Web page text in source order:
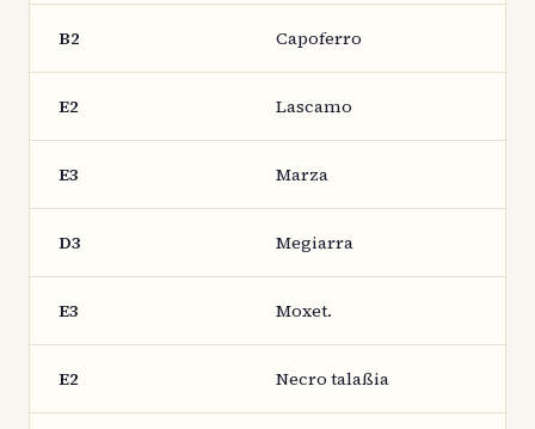
B2 Capoferro
E2 Lascamo
E3 Marza
D3 Megiarra
E3 Moxet.
E2 Necro talaßia